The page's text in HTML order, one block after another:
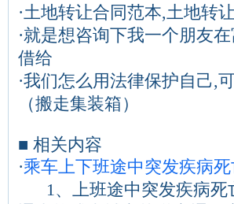
·土地转让合同范本,土地转
·就是想咨询下我一个朋友
借给
·我们怎么用法律保护自己,
（搬走集装箱）
■ 相关内容
·乘车上下班途中突发疾病
1、上班途中突发疾病死